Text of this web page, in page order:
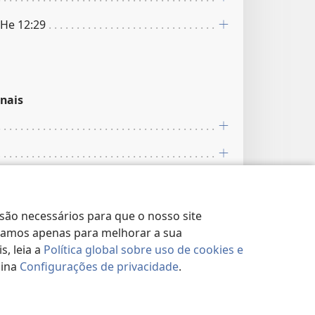
necessários para que o nosso site
apenas para melhorar a sua
leia a Política global sobre uso de cookies e
Configurações de privacidade.
12:29